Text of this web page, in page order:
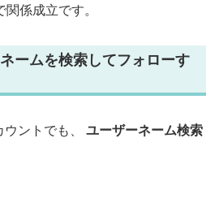
係成立です。
ームを検索してフォローす
ントでも、 ユーザーネーム検索